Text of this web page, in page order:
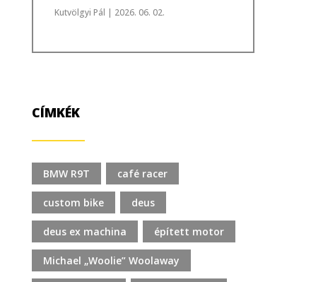
Kutvölgyi Pál | 2026. 06. 02.
CÍMKÉK
BMW R9T café racer
custom bike deus
deus ex machina épített motor
Michael „Woolie” Woolaway